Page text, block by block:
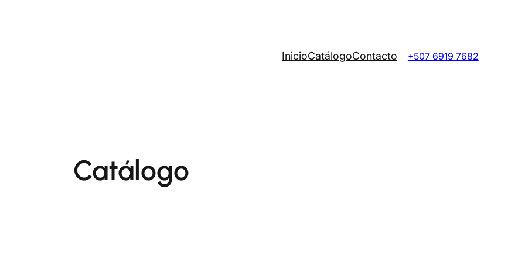
InicioCatálogoContacto +507 6919 7682
Catálogo